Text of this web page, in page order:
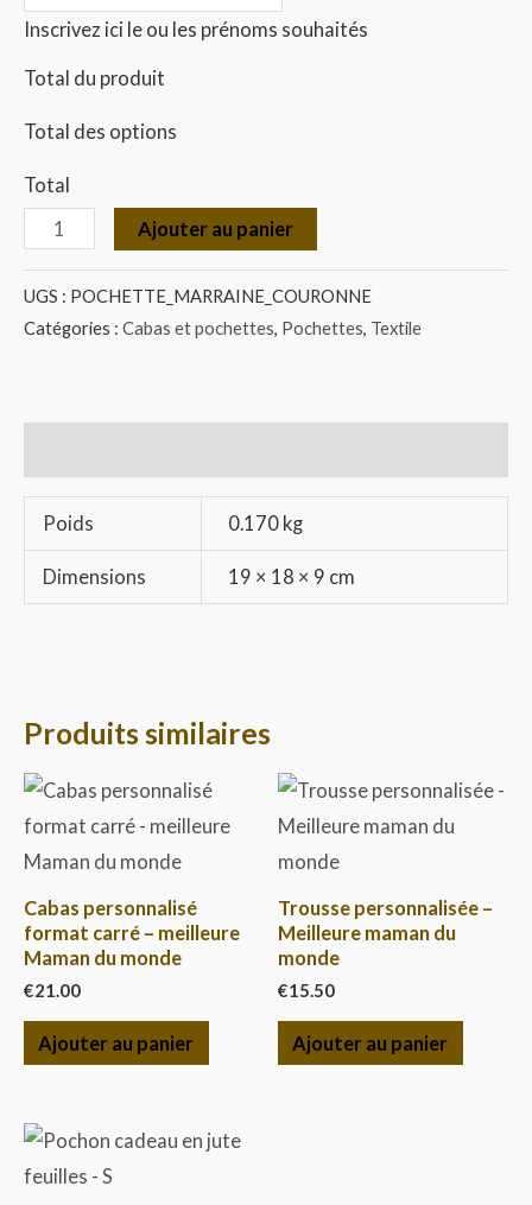
Inscrivez ici le ou les prénoms souhaités
Total du produit
Total des options
Total
Ajouter au panier
UGS : POCHETTE_MARRAINE_COURONNE
Catégories : Cabas et pochettes, Pochettes, Textile
Poids 0.170 kg
Dimensions 19 × 18 × 9 cm
Produits similaires
Cabas personnalisé
format carré – meilleure
Maman du monde
€21.00
Ajouter au panier
Trousse personnalisée –
Meilleure maman du
monde
€15.50
Ajouter au panier